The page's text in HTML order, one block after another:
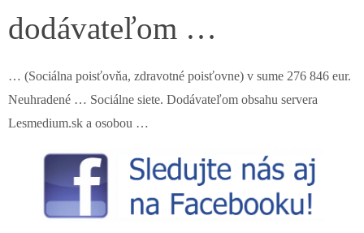
dodávateľom …
… (Sociálna poisťovňa, zdravotné poisťovne) v sume 276 846 eur.
Neuhradené … Sociálne siete. Dodávateľom obsahu servera
Lesmedium.sk a osobou …